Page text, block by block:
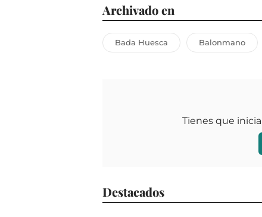
Archivado en
Bada Huesca Balonmano
Tienes que
Destacados